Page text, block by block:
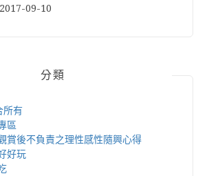
2017-09-10
分類
所有
區
賞後不負責之理性感性隨興心得
好玩